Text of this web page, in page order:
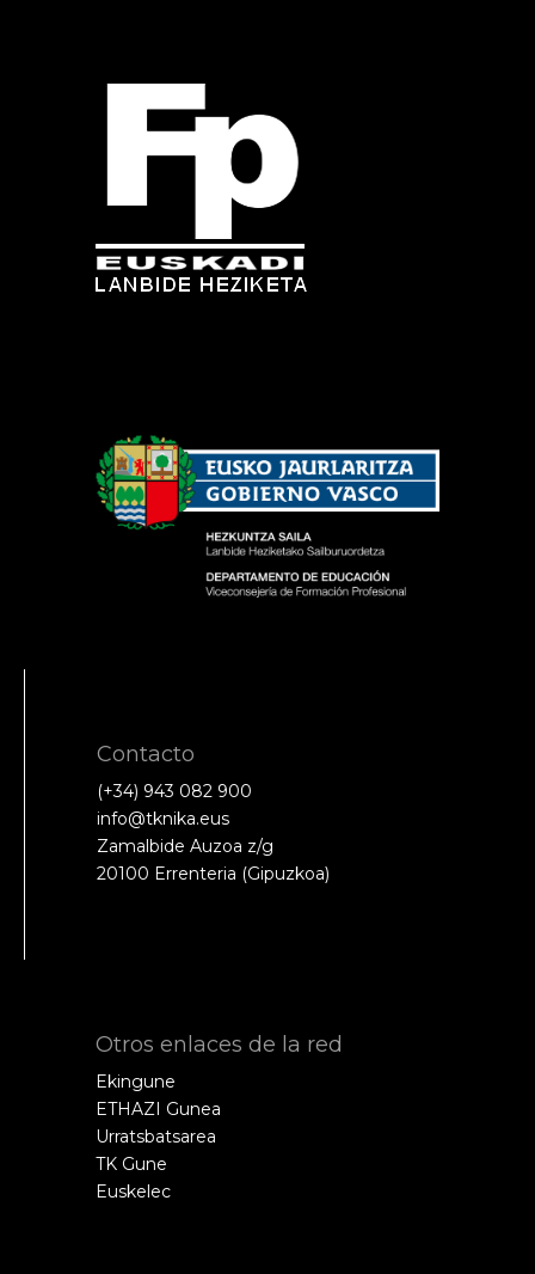
Contacto
(+34) 943 082 900
info@tknika.eus
Zamalbide Auzoa z/g
20100 Errenteria (Gipuzkoa)
Otros enlaces de la red
Ekingune
ETHAZI Gunea
Urratsbatsarea
TK Gune
Euskelec